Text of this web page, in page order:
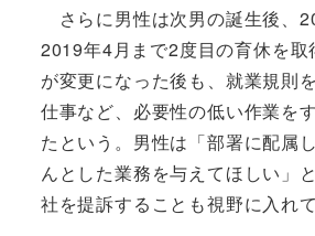
さらに男性は次男の誕生後、
2019年4月まで2度目の育休を取
が変更になった後も、就業規則
仕事など、必要性の低い作業を
たという。男性は「部署に配属
んとした業務を与えてほしい」
社を提訴することも視野に入れて